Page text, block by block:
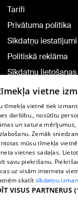
Tarifi
Privātuma politika
Sīkdatņu iestatījumi
Politiskā reklāma
Sīkdatņu lietošanas
noteikumi
Komentāru
TV programma
Līguma noteikumi
360 Ziņu kontakti
Helio Media
Portāla palīdzības
vietne
tīmekļa vietnē tiek
darbību., nosūtītu
un satura
Zemāk
mūsu tīmekļa
vietnes sadaļas.
savu piekrišanu.
uz visām interneta
skatīt sīkdatņu
VISUS PARTNERUS